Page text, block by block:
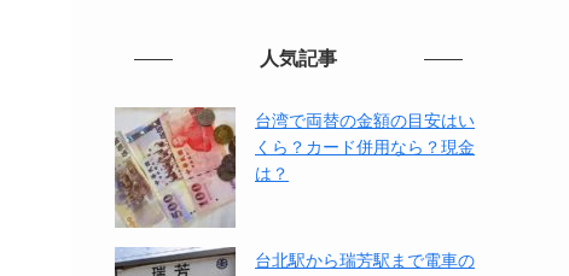
人気記事
台湾で両替の金額の目安はい
くら？カード併用なら？現金
は？
台北駅から瑞芳駅まで電車の